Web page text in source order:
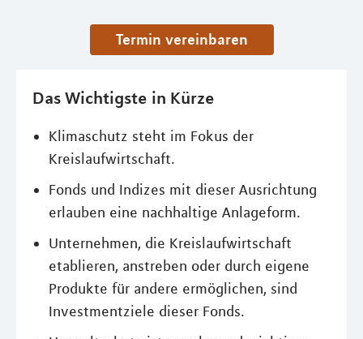
Termin vereinbaren
Das Wichtigste in Kürze
Klimaschutz steht im Fokus der
Kreislaufwirtschaft.
Fonds und Indizes mit dieser Ausrichtung
erlauben eine nachhaltige Anlageform.
Unternehmen, die Kreislaufwirtschaft
etablieren, anstreben oder durch eigene
Produkte für andere ermöglichen, sind
Investmentziele dieser Fonds.